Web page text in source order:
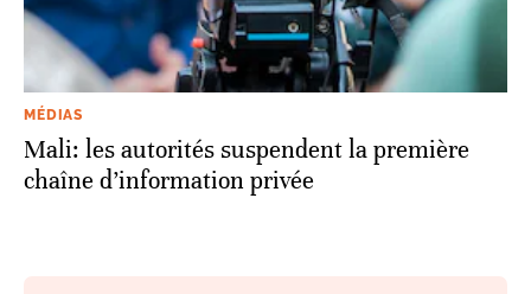
MÉDIAS
Mali: les autorités suspendent la première
chaîne d’information privée